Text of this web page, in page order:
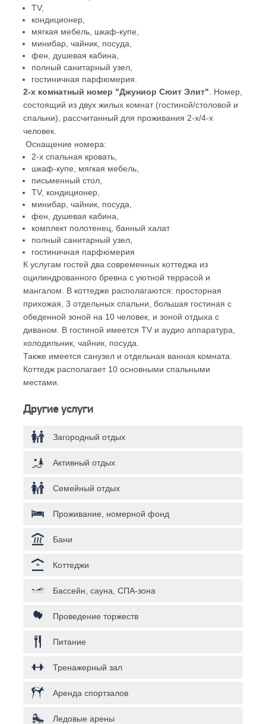
TV,
кондиционер,
мягкая мебель, шкаф-купе,
минибар, чайник, посуда,
фен, душевая кабина,
полный санитарный узел,
гостиничная парфюмерия.
2-х комнатный номер "Джуниор Сюит Элит" . Номер,
состоящий из двух жилых комнат (гостиной/столовой и
спальни), рассчитанный для проживания 2-х/4-х
человек.
Оснащение номера:
2-х спальная кровать,
шкаф-купе, мягкая мебель,
письменный стол,
TV, кондиционер,
минибар, чайник, посуда,
фен, душевая кабина,
комплект полотенец, банный халат
полный санитарный узел,
гостиничная парфюмерия
К услугам гостей два современных коттеджа из
оцилиндрованного бревна с уютной террасой и
мангалом. В коттедже располагаются: просторная
прихожая, 3 отдельных спальни, большая гостиная с
обеденной зоной на 10 человек, и зоной отдыха с
диваном. В гостиной имеется TV и аудио аппаратура,
холодильник, чайник, посуда.
Также имеется санузел и отдельная ванная комната.
Коттедж располагает 10 основными спальными
местами.
Другие услуги
Загородный отдых
Активный отдых
Семейный отдых
Проживание, номерной фонд
Бани
Коттеджи
Бассейн, сауна, СПА-зона
Проведение торжеств
Питание
Тренажерный зал
Аренда спортзалов
Ледовые арены